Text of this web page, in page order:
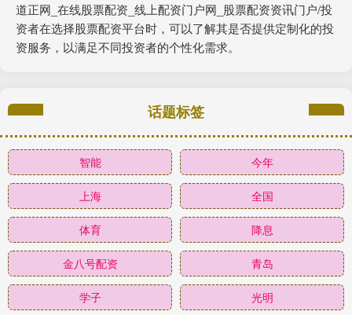
道正网_在线股票配资_线上配资门户网_股票配资资讯门户/投
资者在选择股票配资平台时，可以了解其是否提供定制化的投
资服务，以满足不同投资者的个性化需求。
话题标签
智能 今年
上海 全国
体育 降息
金八号配资 青岛
学子 光明